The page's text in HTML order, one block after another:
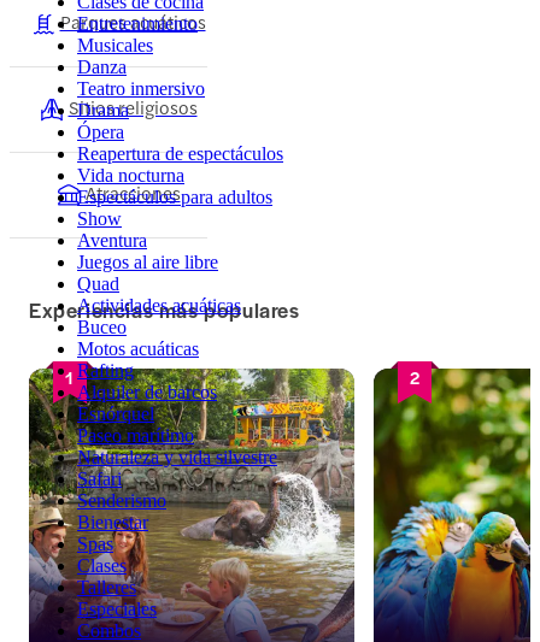
Entretenimiento
Musicales
Danza
Teatro inmersivo
Drama
Ópera
Reapertura de espectáculos
Vida nocturna
Espectáculos para adultos
Show
Aventura
Juegos al aire libre
Quad
Actividades acuáticas
Buceo
Motos acuáticas
Rafting
Alquiler de barcos
Esnórquel
Paseo marítimo
Naturaleza y vida silvestre
Safari
Senderismo
Bienestar
Spas
Clases
Talleres
Especiales
Combos
Parques acuáticos
Sitios religiosos
Atracciones
Experiencias más populares
1 2